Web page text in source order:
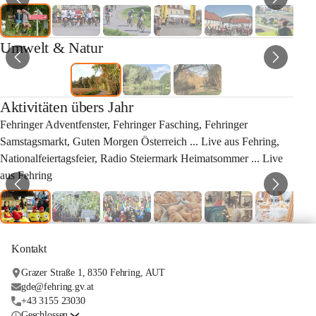
Umwelt & Natur
Aktivitäten übers Jahr
Fehringer Adventfenster, Fehringer Fasching, Fehringer
Samstagsmarkt, Guten Morgen Österreich ... Live aus Fehring,
Nationalfeiertagsfeier, Radio Steiermark Heimatsommer ... Live
aus Fehring
Kontakt
Grazer Straße 1, 8350 Fehring, AUT
gde@fehring.gv.at
+43 3155 23030